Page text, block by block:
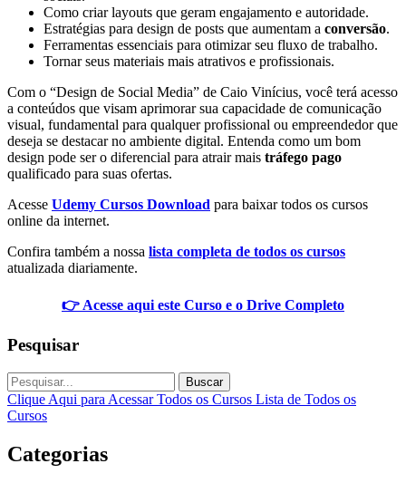
Como criar layouts que geram engajamento e autoridade.
Estratégias para design de posts que aumentam a conversão.
Ferramentas essenciais para otimizar seu fluxo de trabalho.
Tornar seus materiais mais atrativos e profissionais.
Com o “Design de Social Media” de Caio Vinícius, você terá acesso
a conteúdos que visam aprimorar sua capacidade de comunicação
visual, fundamental para qualquer profissional ou empreendedor que
deseja se destacar no ambiente digital. Entenda como um bom
design pode ser o diferencial para atrair mais tráfego pago
qualificado para suas ofertas.
Acesse Udemy Cursos Download para baixar todos os cursos
online da internet.
Confira também a nossa lista completa de todos os cursos
atualizada diariamente.
👉 Acesse aqui este Curso e o Drive Completo
Pesquisar
Buscar
Clique Aqui para Acessar Todos os Cursos Lista de Todos os
Cursos
Categorias